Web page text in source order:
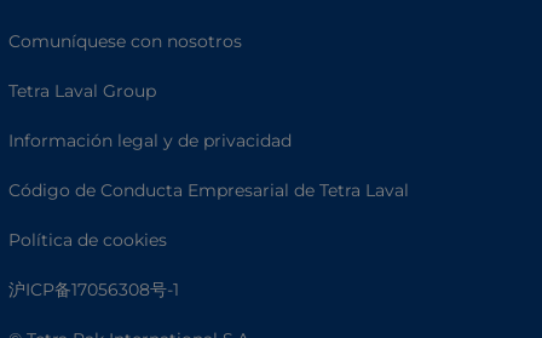
Comuníquese con nosotros
Tetra Laval Group
Información legal y de privacidad
Código de Conducta Empresarial de Tetra Laval
Política de cookies
沪ICP备17056308号-1